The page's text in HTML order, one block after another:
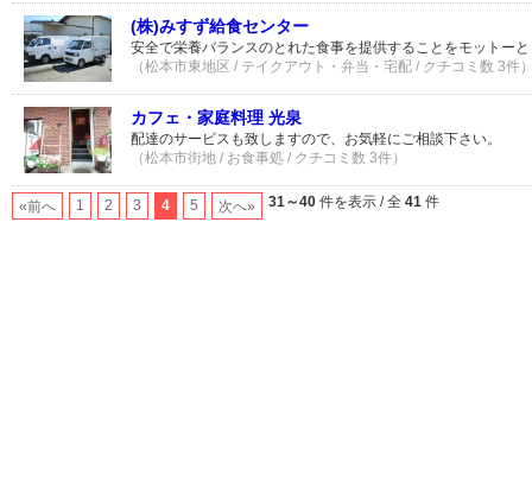
(株)みすず給食センター
安全で栄養バランスのとれた食事を提供することをモットー
（松本市東地区 / テイクアウト・弁当・宅配 / クチコミ数 3件
カフェ・家庭料理 光泉
配達のサービスも致しますので、お気軽にご相談下さい。
（松本市街地 / お食事処 / クチコミ数 3件）
«前へ 1 2 3 4 5 次へ» 31～40 件を表示 / 全 41 件